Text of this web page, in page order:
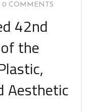
0 COMMENTS
42nd
the
Aesthetic